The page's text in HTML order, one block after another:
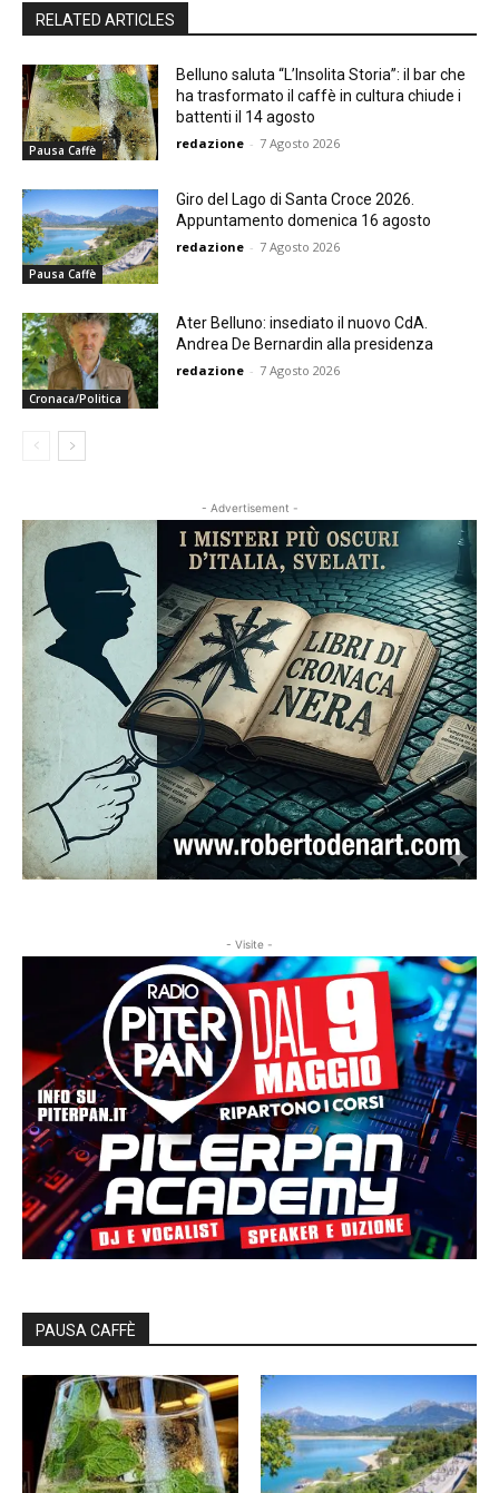
RELATED ARTICLES
Pausa Caffè
Belluno saluta “L’Insolita Storia”: il bar che
ha trasformato il caffè in cultura chiude i
battenti il 14 agosto
redazione - 7 Agosto 2026
Pausa Caffè
Giro del Lago di Santa Croce 2026.
Appuntamento domenica 16 agosto
redazione - 7 Agosto 2026
Cronaca/Politica
Ater Belluno: insediato il nuovo CdA.
Andrea De Bernardin alla presidenza
redazione - 7 Agosto 2026
- Advertisement -
- Visite -
PAUSA CAFFÈ